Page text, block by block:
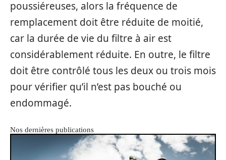
poussiéreuses, alors la fréquence de
remplacement doit être réduite de moitié,
car la durée de vie du filtre à air est
considérablement réduite. En outre, le filtre
doit être contrôlé tous les deux ou trois mois
pour vérifier qu’il n’est pas bouché ou
endommagé.
Nos dernières publications